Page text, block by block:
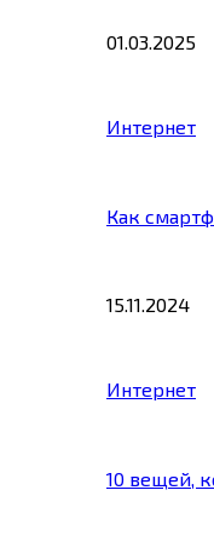
01.03.2025
Интернет
Как
15.11.2024
Интернет
10 вещей,